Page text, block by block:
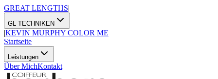
GREAT LENGTHS|
GL TECHNIKEN
|KEVIN MURPHY COLOR ME
Startseite
Leistungen
Über MichKontakt